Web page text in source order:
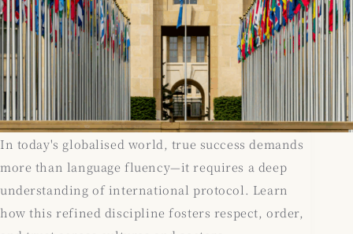
In today's globalised world, true success demands
more than language fluency—it requires a deep
understanding of international protocol. Learn
how this refined discipline fosters respect, order,